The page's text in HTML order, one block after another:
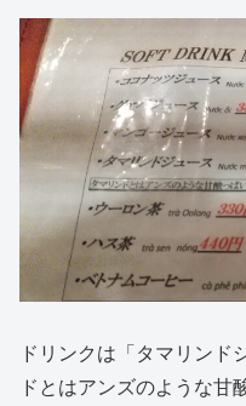
ドリンクは「タマリンド
ドとはアンズのような甘